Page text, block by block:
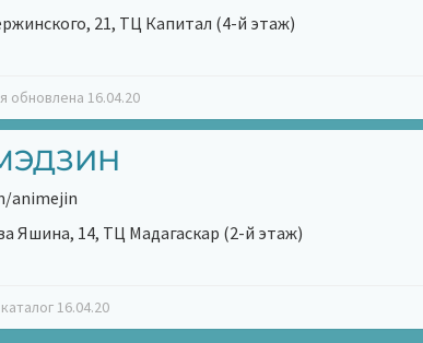
21, ТЦ Капитал (4-й этаж)
обновлена 16.04.20
animejin
Яшина, 14, ТЦ Мадагаскар (2-й этаж)
16.04.20